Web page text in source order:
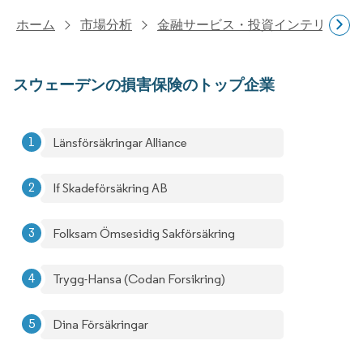
ホーム 市場分析 金融サービス・投資インテリジェ
スウェーデンの損害保険のトップ企業
Länsförsäkringar Alliance
If Skadeförsäkring AB
Folksam Ömsesidig Sakförsäkring
Trygg-Hansa (Codan Forsikring)
Dina Försäkringar